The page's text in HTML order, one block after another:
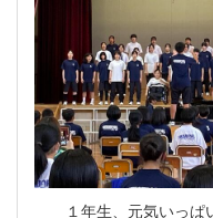
１年生、元気